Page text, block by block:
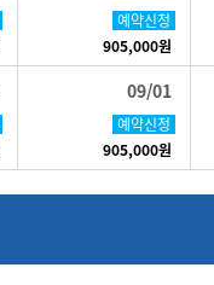
예약신청
905,000원
09/01
예약신청
905,000원